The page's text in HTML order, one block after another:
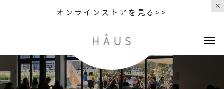
オンラインストアを見る>>